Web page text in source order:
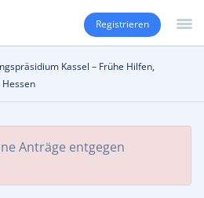
Registrieren
Kassel – Frühe Hilfen,
Anträge entgegen